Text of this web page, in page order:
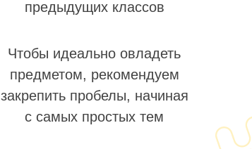
предыдущих классов
Чтобы идеально овладеть
предметом, рекомендуем
закрепить пробелы, начиная
с самых простых тем